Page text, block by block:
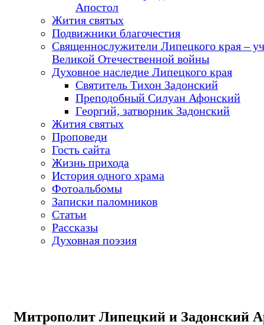
Апостол
Жития святых
Подвижники благочестия
Священнослужители Липецкого края –
Великой Отечественной войны
Духовное наследие Липецкого края
Святитель Тихон Задонский
Преподобный Силуан Афонский
Георгий, затворник Задонский
Жития святых
Проповеди
Гость сайта
Жизнь прихода
История одного храма
Фотоальбомы
Записки паломников
Статьи
Рассказы
Духовная поэзия
Митрополит Липецкий и Задонский